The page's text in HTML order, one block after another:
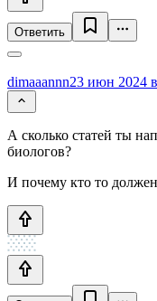
Ответить
dimaaannn23 июн 2024
А сколько статей ты
биологов?
И почему кто то